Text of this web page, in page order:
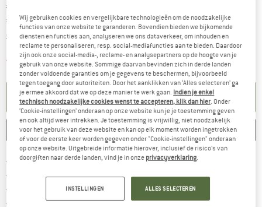
Oorspronkelijke prijs :
€Prijs:
€ 18,66 incl. BTW
excl. VerzendkostenInformatie over de verzendkosten. Opent in een
Artikel momenteel helaas uitverkocht.De link wordt geopend in een
KENNISGEVING AANMAKEN
ONTHOUDEN VERGELIJKEN
Gratis verzending vanaf € 69 (NL)Vind hier de
100 dagen bedenktijdVind de betalingsinformatie hier!
> 4.000.000 tevreden klanten
Alle artikelen in voorraad
Wij gebruiken cookies en vergelijkbare technologieën om de noodzakelijke
functies van onze website te garanderen. Bovendien bieden we bijkomende
diensten en functies aan, analyseren we ons dataverkeer, om inhouden en
reclame te personaliseren, resp. social-mediafuncties aan te bieden. Daardoor
zijn ook onze social-media-, reclame- en analysepartners op de hoogte van je
gebruik van onze website. Sommige daarvan bevinden zich in derde landen
zonder voldoende garanties om je gegevens te beschermen, bijvoorbeeld
tegen toegang door autoriteiten. Door het aanklikken van ‘Alles selecteren’ ga
je ermee akkoord dat we op deze manier te werk gaan. Indien je enkel
technisch noodzakelijke cookies wenst te accepteren, klik dan hier . Onder
‘Cookie-instellingen’ onderaan op onze website kun je je toestemming geven
en ook altijd weer intrekken. Je toestemming is vrijwillig, niet noodzakelijk
voor het gebruik van deze website en kan op elk moment worden ingetrokken
of voor de eerste keer worden gegeven onder "Cookie-instellingen" onderaan
op onze website. Uitgebreide informatie hierover, inclusief de risico's van
doorgiften naar derde landen, vind je in onze privacyverklaring
INSTELLINGEN ALLES SELECTEREN